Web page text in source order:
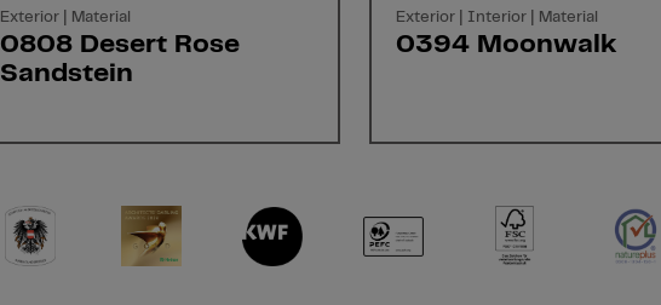
Exterior | Material
0808 Desert Rose
Sandstein
Exterior | Interior | Material
0394 Moonwalk